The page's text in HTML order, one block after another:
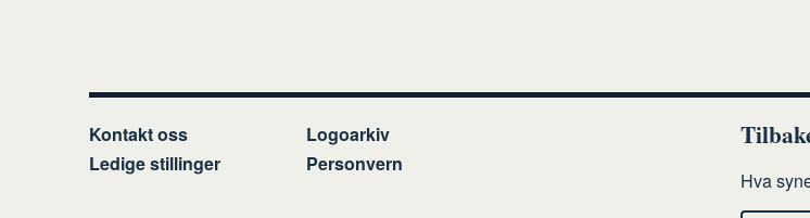
Kontakt oss
Ledige stillinger
Logoarkiv
Personvern
Hva